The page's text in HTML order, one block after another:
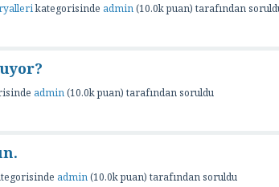
kategorisinde admin(10.0kpuan) tarafından
admin(10.0kpuan) tarafından soruldu
admin(10.0kpuan) tarafından soruldu